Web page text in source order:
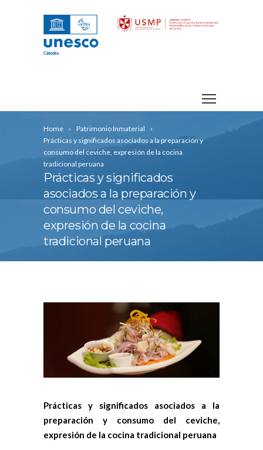
Home
Patrimonio Inmaterial
Prácticas y significados asociados a la preparación y
consumo del ceviche, expresión de la cocina
tradicional peruana
Prácticas y significados
asociados a la preparación y
consumo del ceviche,
expresión de la cocina
tradicional peruana
Prácticas y significados asociados a la
preparación y consumo del ceviche,
expresión de la cocina tradicional peruana